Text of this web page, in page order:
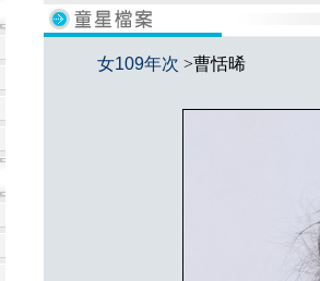
女109年次 >曹恬晞